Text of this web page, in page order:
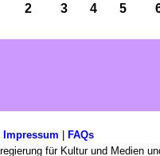
2 3 4 5
Impressum | FAQs
für Kultur und Medien